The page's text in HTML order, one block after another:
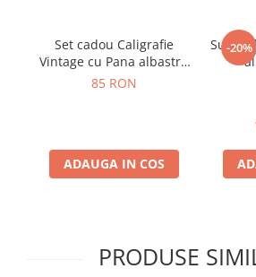
Set cadou Caligrafie
Vintage cu Pana albastra
si Accesorii
85 RON
ADAUGA IN COS
-20%
Suport
PRODUSE